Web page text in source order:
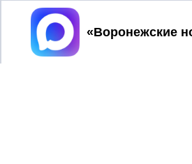
Принять